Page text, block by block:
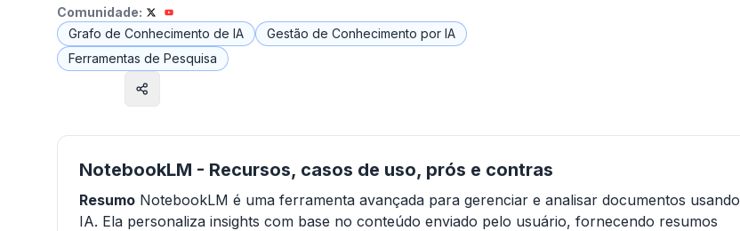
Comunidade:
Grafo de Conhecimento de IA
Gestão de Conhecimento por IA
Ferramentas de Pesquisa
NotebookLM - Recursos, casos de uso, prós e contras
Resumo NotebookLM é uma ferramenta avançada para gerenciar e analisar documentos usando
IA. Ela personaliza insights com base no conteúdo enviado pelo usuário, fornecendo resumos